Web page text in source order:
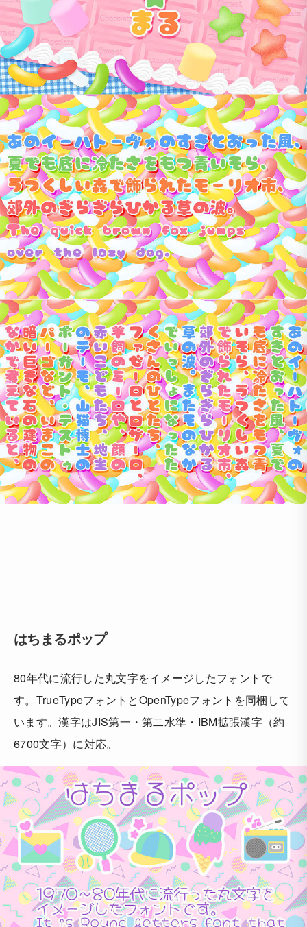
はちまるポップ
80年代に流行した丸文字をイメージしたフォントで
す。TrueTypeフォントとOpenTypeフォントを同梱して
います。漢字はJIS第一・第二水準・IBM拡張漢字（約
6700文字）に対応。